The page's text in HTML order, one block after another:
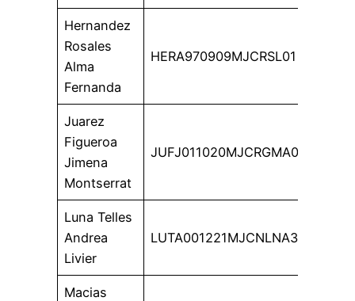
Hernandez
Rosales
Alma
Fernanda
HERA970909MJCRSL01
Juarez
Figueroa
Jimena
Montserrat
JUFJ011020MJCRGMA0
Luna Telles
Andrea
Livier
LUTA001221MJCNLNA3
Macias